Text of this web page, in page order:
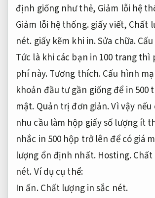
định giống như thẻ, Giảm lỗi hệ
Giảm lỗi hệ thống.giấy viết, Chất
nét. giấy kẽm khi in.Sửa chữa.
Tức là khi các bạn in 100 trang thì
phí này.Tương thích.Cấu hình
khoản đầu tư gần giống để in 500
mật. Quản trị đơn giản.Vì vậy
nhu cầu làm hộp giấy số lượng ít
nhắc in 500 hộp trở lên để có giá
lượng ổn định nhất. Hosting.
nét.Ví dụ cụ thể:
In ấn.Chất lượng in sắc nét.